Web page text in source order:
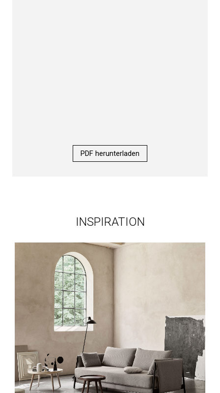
PDF herunterladen
INSPIRATION